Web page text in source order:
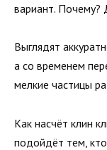
вариант. Почему?
Выглядят
а со временем
мелкие частицы
Как насчёт клин
подойдёт тем,